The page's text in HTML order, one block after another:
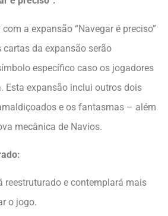
a expansão “Navegar é preciso”
da expansão serão
específico caso os jogadores
Esta expansão inclui outros dois
e os fantasmas – além
mecânica de Navios.
reestruturado e contemplará mais
o jogo.